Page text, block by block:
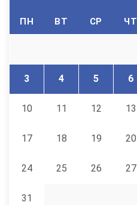
ПН ВТ СР ЧТ
3 4 5 6
10 11 12 13
17 18 19 20
24 25 26 27
31